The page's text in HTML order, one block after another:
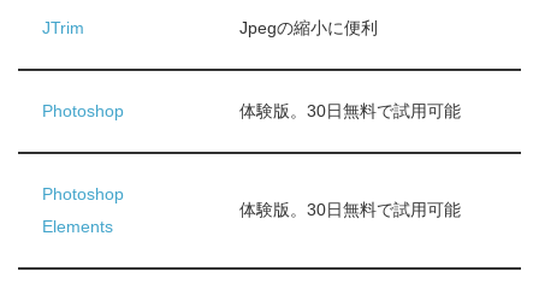
JTrim Jpegの縮小に便利
Photoshop 体験版。30日無料で試用可能
Photoshop
Elements
体験版。30日無料で試用可能